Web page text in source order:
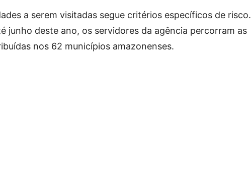
a serem visitadas segue critérios específicos de risco.
junho deste ano, os servidores da agência percorram as
nos 62 municípios amazonenses.